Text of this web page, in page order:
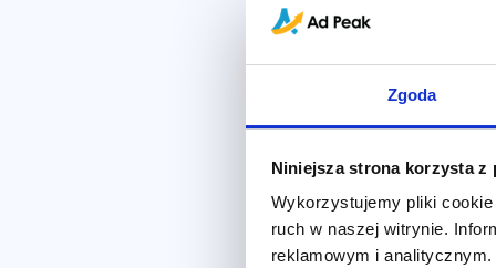
Zgoda
Niniejsza strona korzysta z
Wykorzystujemy pliki
ruch w naszej witrynie.
reklamowym i